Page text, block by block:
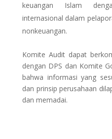
keuangan Islam
internasional dalam
nonkeuangan.
Komite Audit dapat
dengan DPS dan Komite
bahwa informasi yang
dan prinsip perusahaan
dan memadai.